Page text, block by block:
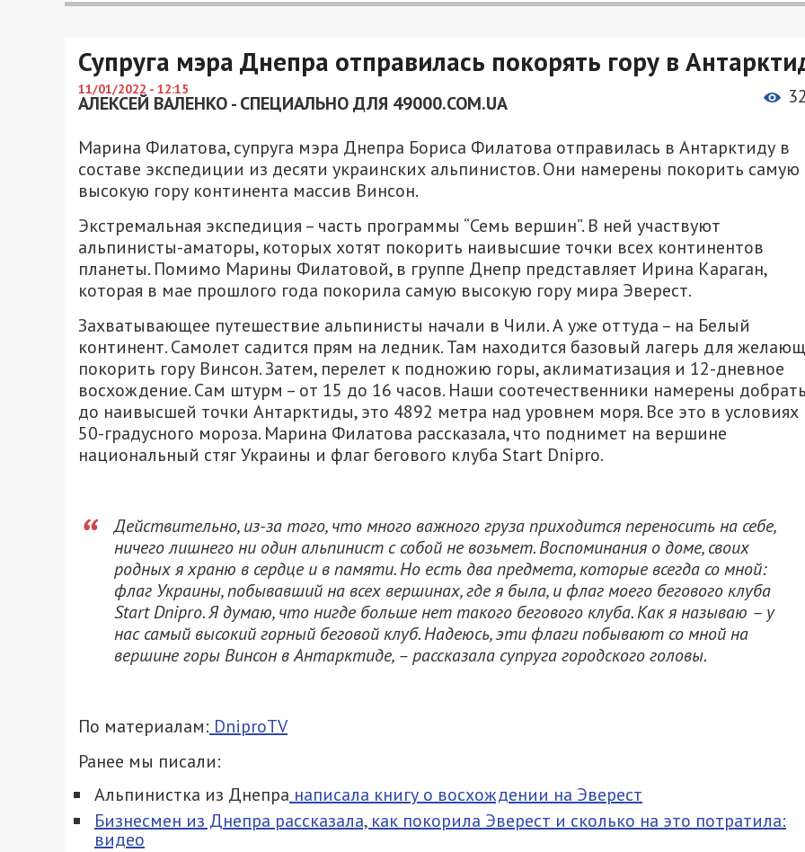
Супруга мэра Днепра отправилась покорять гору в
11/01/2022 - 12:15
АЛЕКСЕЙ ВАЛЕНКО - СПЕЦИАЛЬНО ДЛЯ 49000.COM.UA
Марина Филатова, супруга мэра Днепра Бориса Филатова отправилась в Антарктиду в
составе экспедиции из десяти украинских альпинистов. Они намерены покорить самую
высокую гору континента массив Винсон.
Экстремальная экспедиция – часть программы “Семь вершин”. В ней участвуют
альпинисты-аматоры, которых хотят покорить наивысшие точки всех континентов
планеты. Помимо Марины Филатовой, в группе Днепр представляет Ирина Караган,
которая в мае прошлого года покорила самую высокую гору мира Эверест.
Захватывающее путешествие альпинисты начали в Чили. А уже оттуда – на Белый
континент. Самолет садится прям на ледник. Там находится базовый лагерь для
покорить гору Винсон. Затем, перелет к подножию горы, аклиматизация и 12-дневное
восхождение. Сам штурм – от 15 до 16 часов. Наши соотечественники намерены
до наивысшей точки Антарктиды, это 4892 метра над уровнем моря. Все это в условиях
50-градусного мороза. Марина Филатова рассказала, что поднимет на вершине
национальный стяг Украины и флаг бегового клуба Start Dnipro.
Действительно, из-за того, что много важного груза приходится переносить на себе,
ничего лишнего ни один альпинист с собой не возьмет. Воспоминания о доме, своих
родных я храню в сердце и в памяти. Но есть два предмета, которые всегда со мной:
флаг Украины, побывавший на всех вершинах, где я была, и флаг моего бегового клуба
Start Dnipro. Я думаю, что нигде больше нет такого бегового клуба. Как я называю – у
нас самый высокий горный беговой клуб. Надеюсь, эти флаги побывают со мной на
вершине горы Винсон в Антарктиде, – рассказала супруга городского головы.
По материалам: DniproTV
Ранее мы писали:
Альпинистка из Днепра написала книгу о восхождении на Эверест
Бизнесмен из Днепра рассказала, как покорила Эверест и сколько на это потратила:
видео